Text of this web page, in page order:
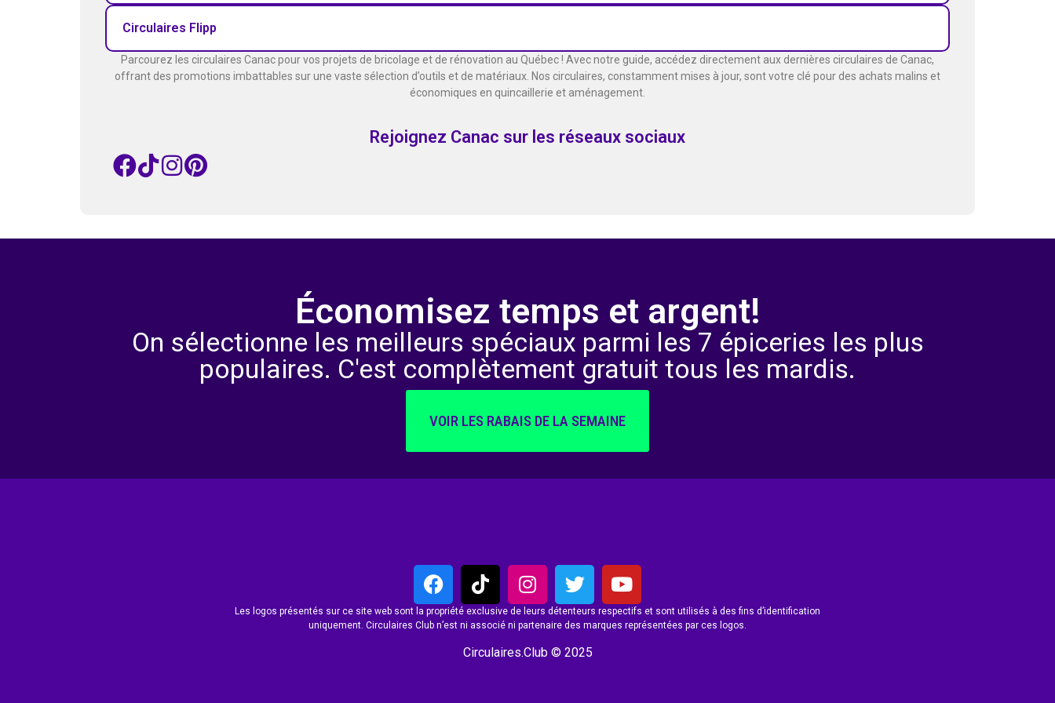
Circulaires Flipp
Parcourez les circulaires Canac pour vos projets de bricolage et de rénovation au Québec ! Avec notre guide, accédez directement aux dernières circulaires de Canac,
offrant des promotions imbattables sur une vaste sélection d’outils et de matériaux. Nos circulaires, constamment mises à jour, sont votre clé pour des achats malins et
économiques en quincaillerie et aménagement.
Rejoignez Canac sur les réseaux sociaux
Économisez temps et argent!
On sélectionne les meilleurs spéciaux parmi les 7 épiceries les plus
populaires. C'est complètement gratuit tous les mardis.
VOIR LES RABAIS DE LA SEMAINE
Les logos présentés sur ce site web sont la propriété exclusive de leurs détenteurs respectifs et sont utilisés à des fins d’identification
uniquement. Circulaires Club n’est ni associé ni partenaire des marques représentées par ces logos.
Circulaires.Club © 2025